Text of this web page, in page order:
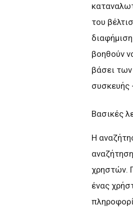
του
βοηθούν
βάσει
συσκευής
Βασικές
Η
χρηστών.
ένας